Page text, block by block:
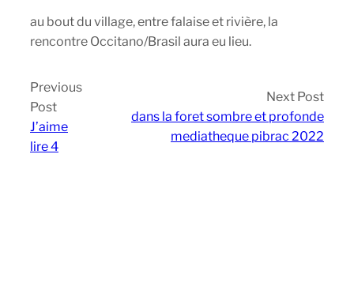
au bout du village, entre falaise et rivière, la
rencontre Occitano/Brasil aura eu lieu.
Previous
Post
J’aime
lire 4
Next Post
dans la foret sombre et profonde
mediatheque pibrac 2022